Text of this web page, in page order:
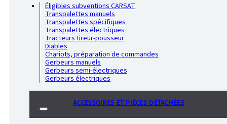
Éligibles subventions CARSAT
Transpalettes manuels
Transpalettes spécifiques
Transpalettes électriques
Tracteurs tireur-pousseur
Diables
Chariots, préparation de commandes
Gerbeurs manuels
Gerbeurs semi-électriques
Gerbeurs électriques
ACCESSOIRES ET PIÈCES DÉTACHÉES